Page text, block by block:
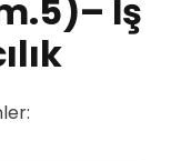
– İş